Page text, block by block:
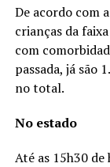
De acordo com
crianças da
com
passada, já são
no total.
No estado
Até as 15h30 de